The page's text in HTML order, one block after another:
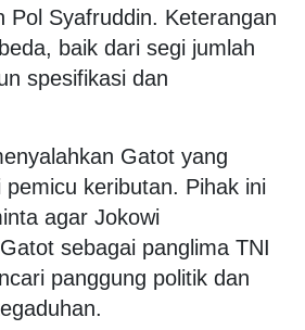
Pol Syafruddin. Keterangan
baik dari segi jumlah
spesifikasi dan
Gatot yang
keributan. Pihak ini
agar Jokowi
sebagai panglima TNI
panggung politik dan